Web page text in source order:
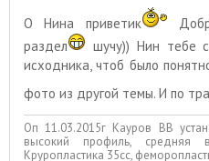
О Нина приветик
раздел
шучу)) Нин тебе
исходника, чтоб было
фото из другой темы. И по
Оп 11.03.2015г Кауров ВВ
высокий профиль, средняя
Круропластика 35сс,